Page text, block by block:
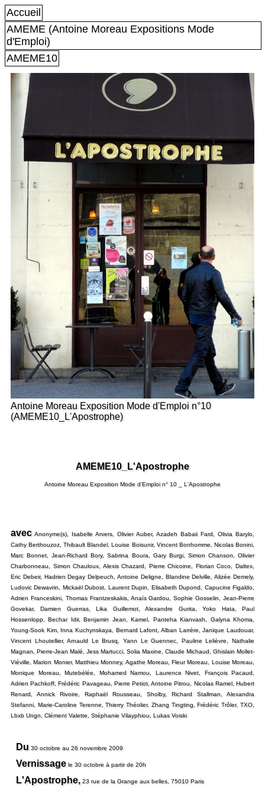
Accueil
AMEME (Antoine Moreau Expositions Mode
d'Emploi)
AMEME10
Antoine Moreau Exposition Mode d'Emploi n°10
(AMEME10_L'Apostrophe)
AMEME10_L'Apostrophe
Antoine Moreau Exposition Mode d'Emploi n° 10 _ L'Apostrophe
avec Anonyme(s), Isabelle Arvers, Olivier Auber, Azadeh Babaii Fard, Olivia Barylo,
Cathy Berthouzoz, Thibault Blandel, Louise Boisunir, Vincent Bonhomme, Nicolas Bonini,
Marc Bonnet, Jean-Richard Bory, Sabrina Boura, Gary Burgi, Simon Chanson, Olivier
Charbonneau, Simon Chauloux, Alexis Chazard, Pierre Chicoine, Florian Coco, Daltex,
Eric Debeir, Hadrien Degay Delpeuch, Antoine Deligne, Blandine Delville, Alizée Demely,
Ludovic Dewavrin, Mickaël Dubost, Laurent Dupin, Elisabeth Dupond, Capucine Figaldo,
Adrien Franceskini, Thomas Frantzeskakis, Anaïs Gardou, Sophie Gosselin, Jean-Pierre
Govekar,Damien Guerras,Lika Guillemot, Alexandre Gurita, Yoko Hata, Paul
Hossenlopp, Bechar Idir, Benjamin Jean, Kamel, Panteha Kianvash, Galyna Khoma,
Young-Sook Kim, Inna Kuchynskaya, Bernard Lafont, Alban Larrère, Janique Laudouar,
Vincent Lhoutellier, Arnauld Le Brusq, Yann Le Guennec, Pauline Lelièvre, Nathalie
Magnan, Pierre-Jean Malé, Jess Martucci, Solia Maxine, Claude Michaud, Ghislain Mollet-
Viéville, Marion Monier, Matthieu Monney, Agathe Moreau, Fleur Moreau, Louise Moreau,
Monique Moreau, Mutebélée, Mohamed Namou, Laurence Nivet, François Pacaud,
Adrien Pachkoff, Frédéric Pavageau, Pierre Petiot, Antoine Pitrou, Nicolas Ramel, Hubert
Renard, Annick Rivoire, Raphaël Rousseau, Sholby, Richard Stallman, Alexandra
Stefanni, Marie-Caroline Terenne, Thierry Théolier, Zhang Tingting, Frédéric Trôler, TXO,
Lbxb Ungn, Clément Valette, Stéphanie Vilayphiou, Lukas Voiski
Du 30 octobre au 26 novembre 2009
Vernissagele 30 octobre à partir de 20h
L'Apostrophe, 23 rue de la Grange aux belles, 75010 Paris